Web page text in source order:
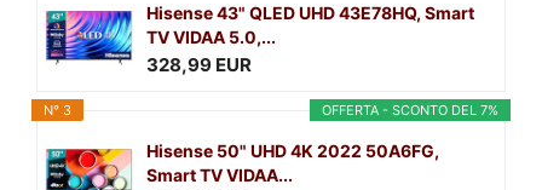
Hisense 43" QLED UHD 43E78HQ, Smart
TV VIDAA 5.0,...
328,99 EUR
OFFERTA - SCONTO DEL 7%
N° 3
Hisense 50" UHD 4K 2022 50A6FG,
Smart TV VIDAA...